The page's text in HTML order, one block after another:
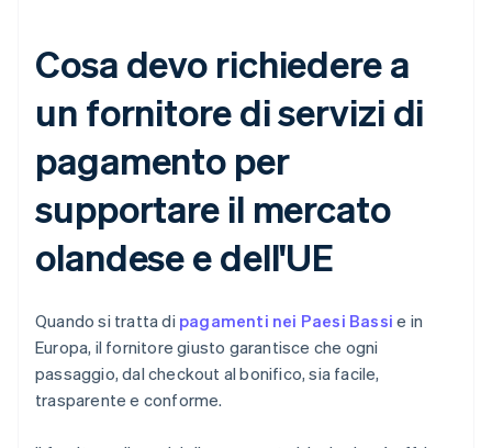
Cosa devo richiedere a
un fornitore di servizi di
pagamento per
supportare il mercato
olandese e dell'UE
Quando si tratta di pagamenti nei Paesi Bassi e in
Europa, il fornitore giusto garantisce che ogni
passaggio, dal checkout al bonifico, sia facile,
trasparente e conforme.